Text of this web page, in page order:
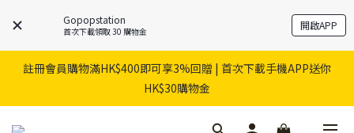
Gopopstation
首次下載領取 30 購物金 開啟APP
註冊會員購物滿HK$400即可享3%回贈 | 首次下載手機APP送你
HK$30購物金